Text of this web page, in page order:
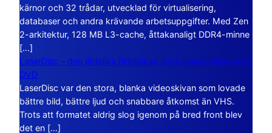
kärnor och 32 trådar, utvecklad för virtualisering,
databaser och andra krävande arbetsuppgifter. Med Zen
2-arkitektur, 128 MB L3-cache, åttakanaligt DDR4-minne
[…]
LaserDisc – den jättelika filmskivan som visade vägen mot
DVD
LaserDisc var den stora, blanka videoskivan som lovade
bättre bild, bättre ljud och snabbare åtkomst än VHS.
Trots att formatet aldrig slog igenom på bred front blev
det en […]